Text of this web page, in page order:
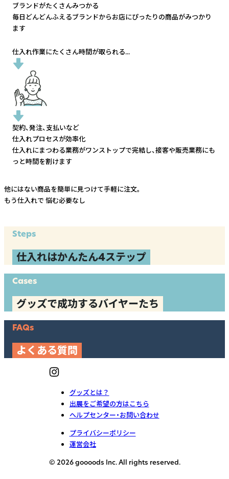
ブランドがたくさんみつかる
毎日どんどんふえるブランドからお店にぴったりの商品がみつかり
ます
仕入れ作業にたくさん時間が取られる...
契約、発注、支払いなど
仕入れプロセスが効率化
仕入れにまつわる業務がワンストップで完結し、接客や販売業務にも
っと時間を割けます
他にはない商品を簡単に見つけて手軽に注文。
もう仕入れで 悩む必要なし
Steps
仕入れはかんたん4ステップ
Cases
グッズで成功するバイヤーたち
FAQs
よくある質問
グッズとは？
出展をご希望の方はこちら
ヘルプセンター・お問い合わせ
プライバシーポリシー
運営会社
© 2026 goooods Inc. All rights reserved.